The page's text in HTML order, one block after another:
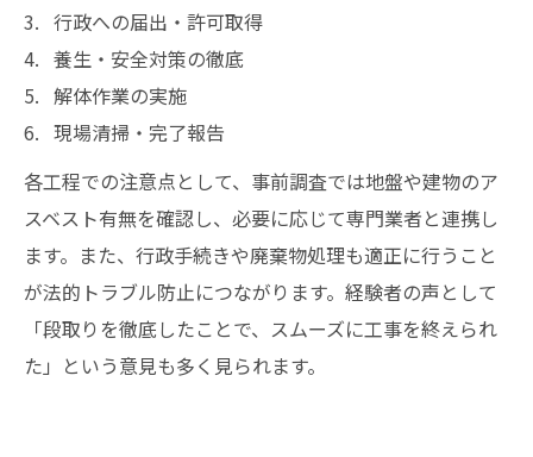
行政への届出・許可取得
養生・安全対策の徹底
解体作業の実施
現場清掃・完了報告
各工程での注意点として、事前調査では地盤や建物のア
スベスト有無を確認し、必要に応じて専門業者と連携し
ます。また、行政手続きや廃棄物処理も適正に行うこと
が法的トラブル防止につながります。経験者の声として
「段取りを徹底したことで、スムーズに工事を終えられ
た」という意見も多く見られます。